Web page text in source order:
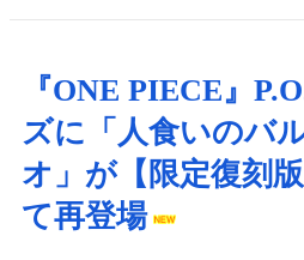
『ONE PIECE』
ズに「人食いのバ
オ」が【限定復刻
て再登場